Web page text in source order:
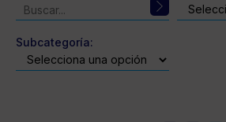
Subcategoría: